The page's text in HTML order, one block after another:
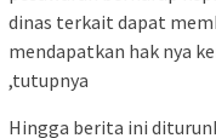
dinas terkait dapat
mendapatkan hak nya
,tutupnya
Hingga berita ini